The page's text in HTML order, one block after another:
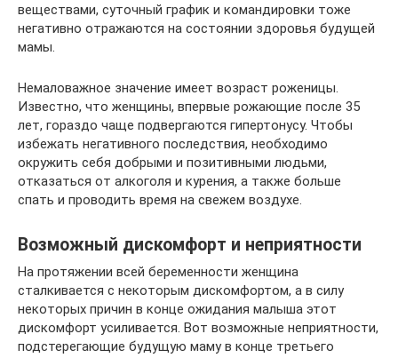
веществами, суточный график и командировки тоже
негативно отражаются на состоянии здоровья будущей
мамы.
Немаловажное значение имеет возраст роженицы.
Известно, что женщины, впервые рожающие после 35
лет, гораздо чаще подвергаются гипертонусу. Чтобы
избежать негативного последствия, необходимо
окружить себя добрыми и позитивными людьми,
отказаться от алкоголя и курения, а также больше
спать и проводить время на свежем воздухе.
Возможный дискомфорт и неприятности
На протяжении всей беременности женщина
сталкивается с некоторым дискомфортом, а в силу
некоторых причин в конце ожидания малыша этот
дискомфорт усиливается. Вот возможные неприятности,
подстерегающие будущую маму в конце третьего